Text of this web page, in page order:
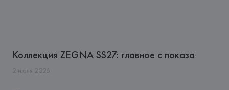
Коллекция ZEGNA SS27: главное с показа
2 июля 2026